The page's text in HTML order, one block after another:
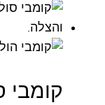
קומבי